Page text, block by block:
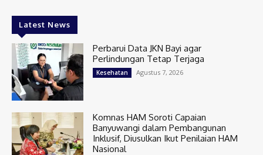
Latest News
Perbarui Data JKN Bayi agar
Perlindungan Tetap Terjaga
Kesehatan Agustus 7, 2026
Komnas HAM Soroti Capaian
Banyuwangi dalam Pembangunan
Inklusif, Diusulkan Ikut Penilaian HAM
Nasional